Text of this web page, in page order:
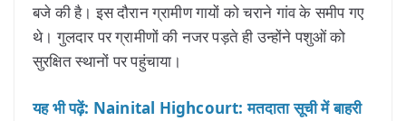
बजे की है। इस दौरान ग्रामीण गायों को चराने गांव के समीप गए
थे। गुलदार पर ग्रामीणों की नजर पड़ते ही उन्होंने पशुओं को
सुरक्षित स्थानों पर पहुंचाया।
यह भी पढ़ें: Nainital Highcourt: मतदाता सूची में बाहरी